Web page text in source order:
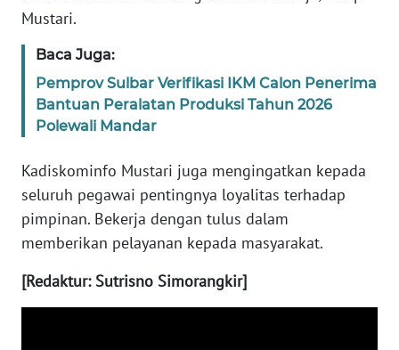
Mustari.
Baca Juga:
Pemprov Sulbar Verifikasi IKM Calon Penerima
Bantuan Peralatan Produksi Tahun 2026
Polewali Mandar
Kadiskominfo Mustari juga mengingatkan kepada
seluruh pegawai pentingnya loyalitas terhadap
pimpinan. Bekerja dengan tulus dalam
memberikan pelayanan kepada masyarakat.
[Redaktur: Sutrisno Simorangkir]
PAPUA
BARAT
WN
WN
SERAMBI
JAMBI